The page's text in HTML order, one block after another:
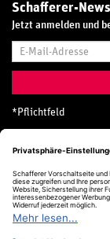
Schafferer-
Jetzt anmelden und
Mail-
* Pflichtfeld
Hotline
0800 20
Kostenlos aus dem
24 Stunden / 365